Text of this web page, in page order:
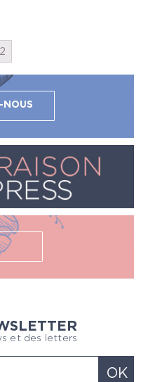
2
NOUS
et des letters